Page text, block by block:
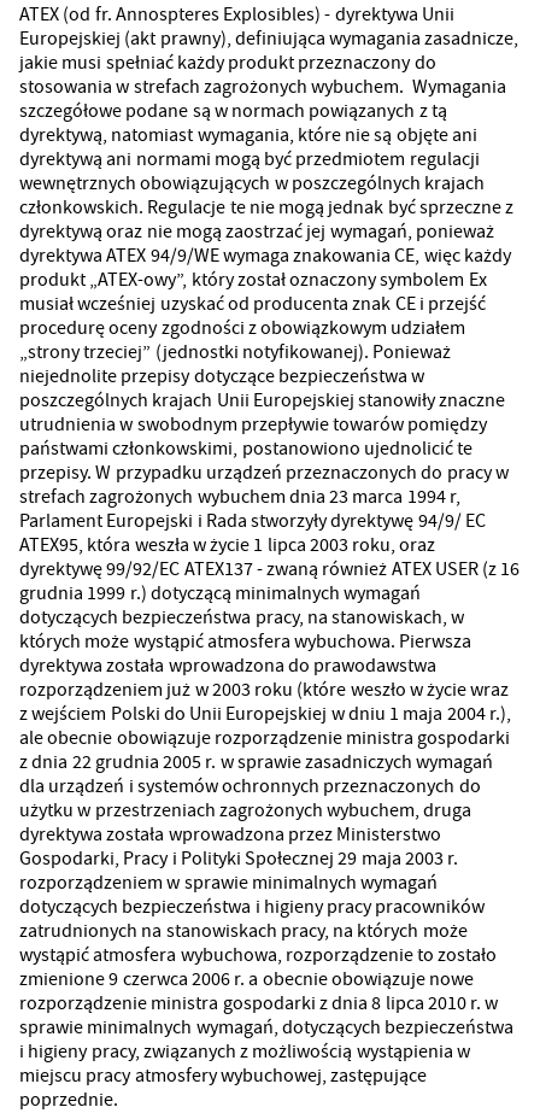
ATEX (od fr. Annospteres Explosibles) - dyrektywa Unii
Europejskiej (akt prawny), definiująca wymagania zasadnicze,
jakie musi spełniać każdy produkt przeznaczony do
stosowania w strefach zagrożonych wybuchem. Wymagania
szczegółowe podane są w normach powiązanych z tą
dyrektywą, natomiast wymagania, które nie są objęte ani
dyrektywą ani normami mogą być przedmiotem regulacji
wewnętrznych obowiązujących w poszczególnych krajach
członkowskich. Regulacje te nie mogą jednak być sprzeczne z
dyrektywą oraz nie mogą zaostrzać jej wymagań, ponieważ
dyrektywa ATEX 94/9/WE wymaga znakowania CE, więc każdy
produkt „ATEX-owy”, który został oznaczony symbolem Ex
musiał wcześniej uzyskać od producenta znak CE i przejść
procedurę oceny zgodności z obowiązkowym udziałem
„strony trzeciej” (jednostki notyfikowanej). Ponieważ
niejednolite przepisy dotyczące bezpieczeństwa w
poszczególnych krajach Unii Europejskiej stanowiły znaczne
utrudnienia w swobodnym przepływie towarów pomiędzy
państwami członkowskimi, postanowiono ujednolicić te
przepisy. W przypadku urządzeń przeznaczonych do pracy w
strefach zagrożonych wybuchem dnia 23 marca 1994 r,
Parlament Europejski i Rada stworzyły dyrektywę 94/9/ EC
ATEX95, która weszła w życie 1 lipca 2003 roku, oraz
dyrektywę 99/92/EC ATEX137 - zwaną również ATEX USER (z 16
grudnia 1999 r.) dotyczącą minimalnych wymagań
dotyczących bezpieczeństwa pracy, na stanowiskach, w
których może wystąpić atmosfera wybuchowa. Pierwsza
dyrektywa została wprowadzona do prawodawstwa
rozporządzeniem już w 2003 roku (które weszło w życie wraz
z wejściem Polski do Unii Europejskiej w dniu 1 maja 2004 r.),
ale obecnie obowiązuje rozporządzenie ministra gospodarki
z dnia 22 grudnia 2005 r. w sprawie zasadniczych wymagań
dla urządzeń i systemów ochronnych przeznaczonych do
użytku w przestrzeniach zagrożonych wybuchem, druga
dyrektywa została wprowadzona przez Ministerstwo
Gospodarki, Pracy i Polityki Społecznej 29 maja 2003 r.
rozporządzeniem w sprawie minimalnych wymagań
dotyczących bezpieczeństwa i higieny pracy pracowników
zatrudnionych na stanowiskach pracy, na których może
wystąpić atmosfera wybuchowa, rozporządzenie to zostało
zmienione 9 czerwca 2006 r. a obecnie obowiązuje nowe
rozporządzenie ministra gospodarki z dnia 8 lipca 2010 r. w
sprawie minimalnych wymagań, dotyczących bezpieczeństwa
i higieny pracy, związanych z możliwością wystąpienia w
miejscu pracy atmosfery wybuchowej, zastępujące
poprzednie.